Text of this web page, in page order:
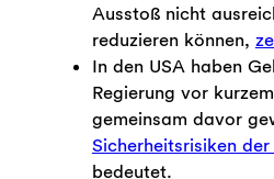
Ausstoß nicht
reduzieren können,
In den USA haben
Regierung vor
gemeinsam davor
Sicherheitsrisiken
bedeutet.